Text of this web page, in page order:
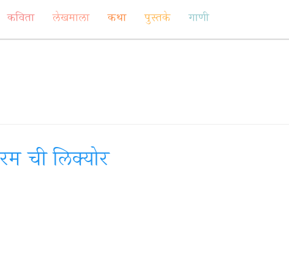
कविता लेखमाला कथा पुस्तके गाणी
ची लिक्योर